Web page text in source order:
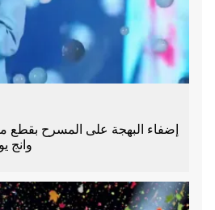
إضفاء البهجة على المسرح بقطع
وانج